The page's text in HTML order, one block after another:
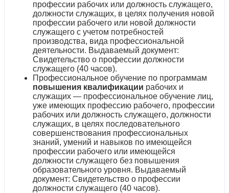
профессии рабочих или должность служащего,
должности служащих, в целях получения новой
профессии рабочего или новой должности
служащего с учетом потребностей
производства, вида профессиональной
деятельности. Выдаваемый документ:
Свидетельство о профессии должности
служащего (40 часов).
Профессиональное обучение по программам
повышения квалификации рабочих и
служащих — профессиональное обучение лиц,
уже имеющих профессию рабочего, профессии
рабочих или должность служащего, должности
служащих, в целях последовательного
совершенствования профессиональных
знаний, умений и навыков по имеющейся
профессии рабочего или имеющейся
должности служащего без повышения
образовательного уровня. Выдаваемый
документ: Свидетельство о профессии
должности служащего (40 часов).